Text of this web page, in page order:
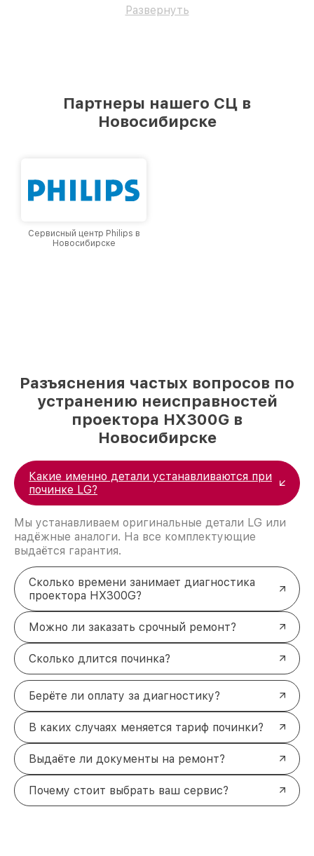
Развернуть
Партнеры нашего СЦ в
Новосибирске
Сервисный центр Philips в
Новосибирске
Разъяснения частых вопросов по
устранению неисправностей
проектора HX300G в
Новосибирске
Какие именно детали устанавливаются при
починке LG?
Мы устанавливаем оригинальные детали LG или
надёжные аналоги. На все комплектующие
выдаётся гарантия.
Сколько времени занимает диагностика
проектора HX300G?
Можно ли заказать срочный ремонт?
Сколько длится починка?
Берёте ли оплату за диагностику?
В каких случаях меняется тариф починки?
Выдаёте ли документы на ремонт?
Почему стоит выбрать ваш сервис?